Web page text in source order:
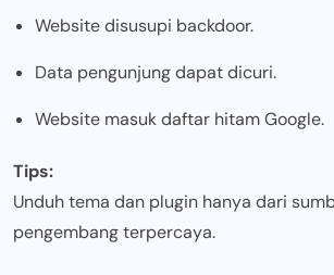
Website disusupi backdoor.
Data pengunjung dapat dicuri.
Website masuk daftar hitam Google.
Tips:
Unduh tema dan plugin hanya dari
pengembang terpercaya.